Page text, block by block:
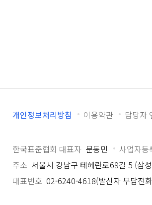
개인정보처리방침 이용약관 담당자
한국표준협회 대표자 문동민 사업자등
주소 서울시 강남구 테헤란로69길 5 (삼
대표번호 02-6240-4618(발신자 부담전